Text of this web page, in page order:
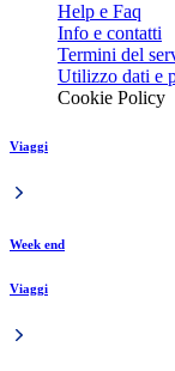
Help e Faq
Info e contatti
Termini del
Utilizzo dati e
Cookie Policy
Viaggi
Week end
Viaggi